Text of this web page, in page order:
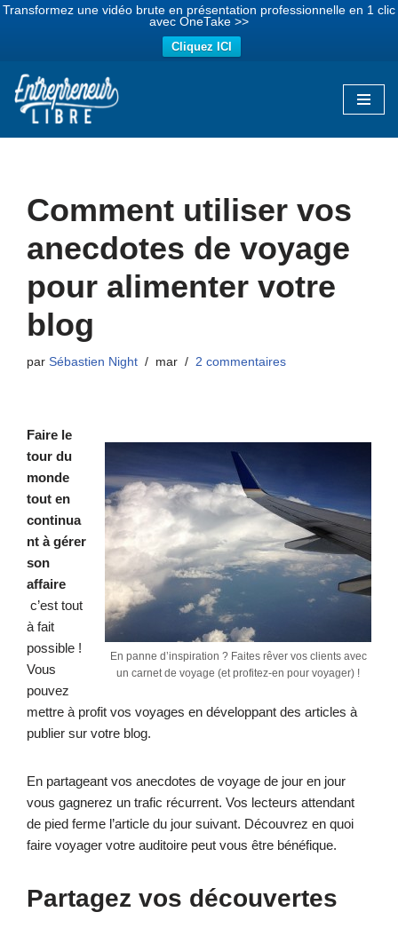
Transformez une vidéo brute en présentation professionnelle en 1 clic
avec OneTake >>
Cliquez ICI
Aller
Comment utiliser vos
anecdotes de voyage
pour alimenter votre
blog
par Sébastien Night mar 2 commentaires
En panne d’inspiration ? Faites rêver vos clients avec
un carnet de voyage (et profitez-en pour voyager) !
Faire le
tour du
monde
tout en
continua
nt à gérer
son
affaire
c’est tout
à fait
possible !
Vous
pouvez
mettre à profit vos voyages en développant des articles à
publier sur votre blog.
En partageant vos anecdotes de voyage de jour en jour
vous gagnerez un trafic récurrent. Vos lecteurs attendant
de pied ferme l’article du jour suivant. Découvrez en quoi
faire voyager votre auditoire peut vous être bénéfique.
Partagez vos découvertes